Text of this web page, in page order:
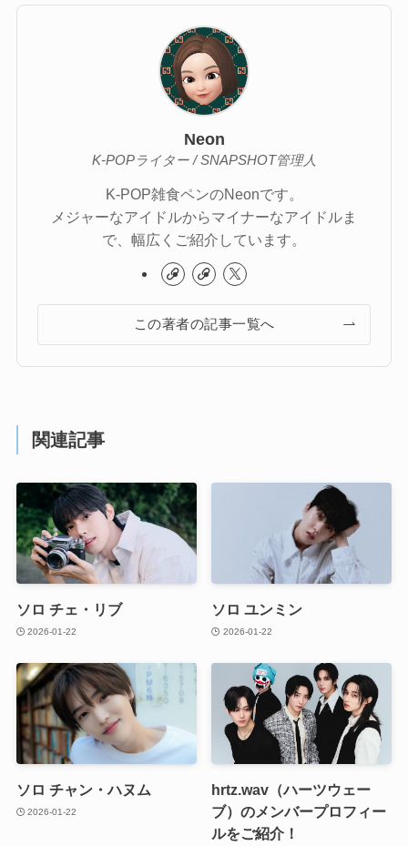
Neon
K-POPライター / SNAPSHOT管理人
K-POP雑食ペンのNeonです。
メジャーなアイドルからマイナーなアイドルま
で、幅広くご紹介しています。
この著者の記事一覧へ
関連記事
ソロ チェ・リブ
2026-01-22
ソロ ユンミン
2026-01-22
ソロ チャン・ハヌム
2026-01-22
hrtz.wav（ハーツウェー
ブ）のメンバープロフィー
ルをご紹介！